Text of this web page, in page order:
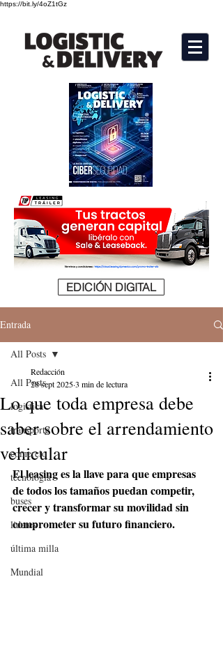
https://bit.ly/4oZ1tGz
EDICIÓN DIGITAL
Entrada
All Posts
logistica
transporte
comercio
tecnologia
buses
lideres
última milla
Mundial
All Posts
Lo que toda empresa debe
saber sobre el arrendamiento
vehicular
Redacción
28 sept 20253 min de lectura
El leasing es la llave para que empresas
de todos los tamaños puedan competir,
crecer y transformar su movilidad sin
comprometer su futuro financiero.